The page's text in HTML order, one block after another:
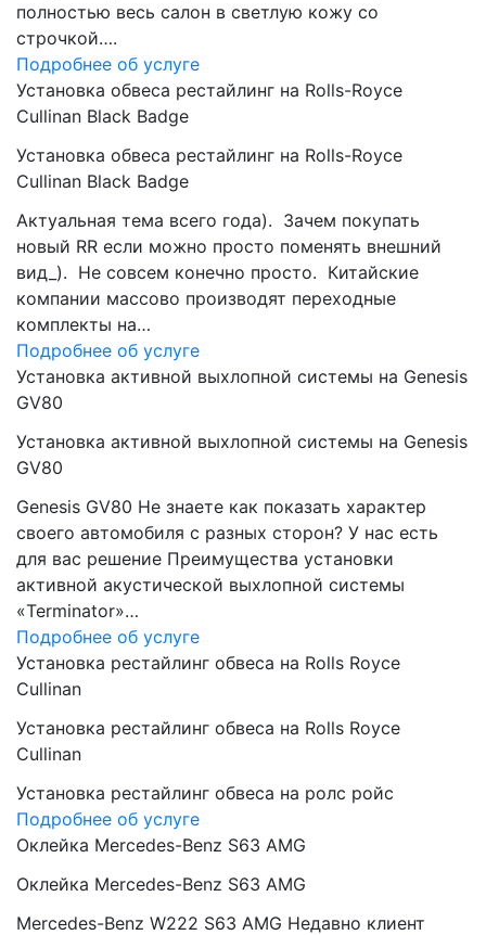
полностью весь салон в светлую кожу со
строчкой….
Подробнее об услуге
Установка обвеса рестайлинг на Rolls-Royce
Cullinan Black Badge
Установка обвеса рестайлинг на Rolls-Royce
Cullinan Black Badge
Актуальная тема всего года). Зачем покупать
новый RR если можно просто поменять внешний
вид_). Не совсем конечно просто. Китайские
компании массово производят переходные
комплекты на…
Подробнее об услуге
Установка активной выхлопной системы на Genesis
GV80
Установка активной выхлопной системы на Genesis
GV80
Genesis GV80 Не знаете как показать характер
своего автомобиля с разных сторон? У нас есть
для вас решение Преимущества установки
активной акустической выхлопной системы
«Terminator»…
Подробнее об услуге
Установка рестайлинг обвеса на Rolls Royce
Cullinan
Установка рестайлинг обвеса на Rolls Royce
Cullinan
Установка рестайлинг обвеса на ролс ройс
Подробнее об услуге
Оклейка Mercedes-Benz S63 AMG
Оклейка Mercedes-Benz S63 AMG
Mercedes-Benz W222 S63 AMG Недавно клиент